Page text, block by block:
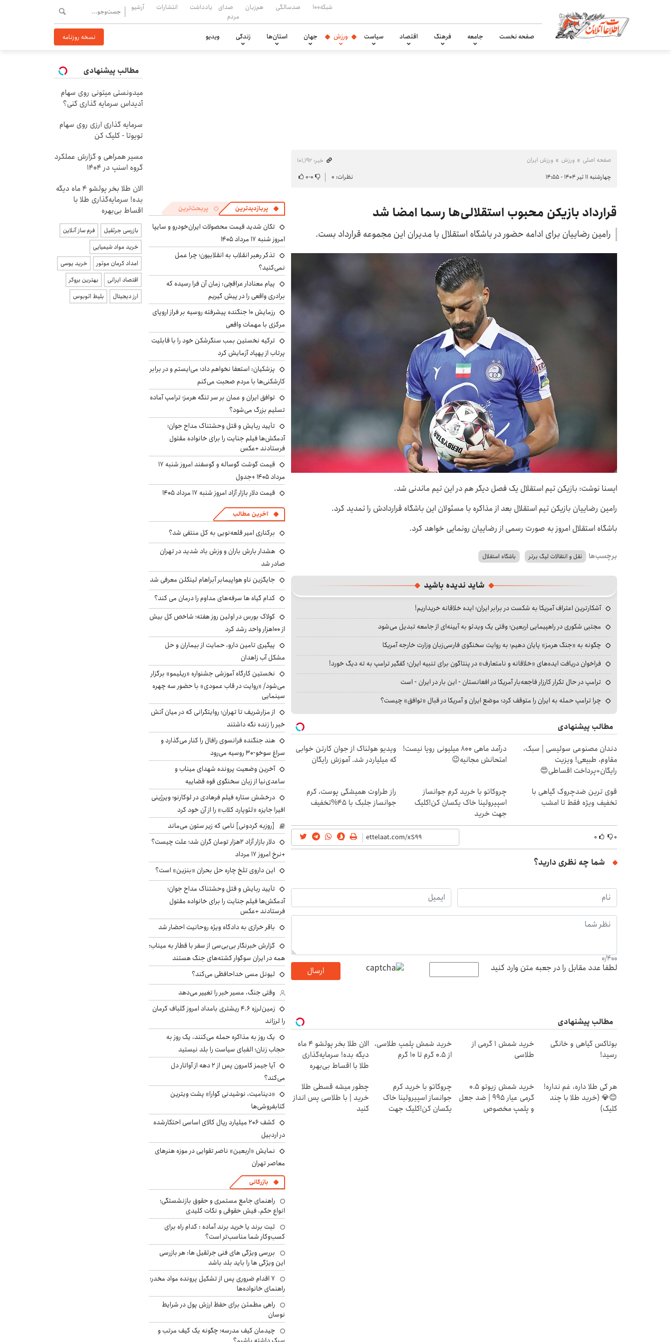
شبکه۱۰۰ صدسالگی هم‌زبان
صدای
مردم
یادداشت انتشارات آرشیو
صفحه نخست جامعه فرهنگ اقتصاد سیاست ورزش جهان استان‌ها زندگی ویدیو نسخه روزنامه
صفحه اصلی ورزش ورزش ایران
خبر: ۱۰۱٬۱۹۲
چهارشنبه ۱۱ تیر ۱۴۰۴ - ۱۴:۵۵
نظرات: ۰ ۰-۰
قرارداد بازیکن محبوب استقلالی‌ها رسما امضا شد
رامین رضاییان برای ادامه حضور در باشگاه استقلال با مدیران این مجموعه قرارداد بست.
ایسنا نوشت: بازیکن تیم استقلال یک فصل دیگر هم در این تیم ماندنی شد.
رامین رضاییان بازیکن تیم استقلال بعد از مذاکره با مسئولان این باشگاه قراردادش را تمدید کرد.
باشگاه استقلال امروز به صورت رسمی از رضاییان رونمایی خواهد کرد.
برچسب‌ها نقل و انتقالات لیگ برتر باشگاه استقلال
شاید ندیده باشید
آشکارترین اعتراف آمریکا به شکست در برابر ایران؛ ایده خلاقانه خریداریم!
مجتبی شکوری در راهپیمایی اربعین؛ وقتی یک ویدئو به آیینه‌ای از جامعه تبدیل می‌شود
چگونه به «جنگ هرمز» پایان دهیم؛ به روایت سخنگوی فارسی‌زبان وزارت خارجه آمریکا
فراخوان دریافت ایده‌های «خلاقانه و نامتعارف» در پنتاگون برای تنبیه ایران؛ کفگیر ترامپ به ته دیگ خورد!
ترامپ در حال تکرار کارزار فاجعه‌بار آمریکا در افغانستان - این بار در ایران - است
چرا ترامپ حمله به ایران را متوقف کرد؛ موضع ایران و آمریکا در قبال «توافق» چیست؟
مطالب پیشنهادی
دندان مصنوعی سوئیسی | سبک،
مقاوم، طبیعی! ویزیت
رایگان+پرداخت اقساطی😍
درآمد ماهی 800 میلیونی رویا نیست!
امتحانش مجانیه😉
ویدیو هولناک از جوان کارتن خوابی
که میلیاردر شد. آموزش رایگان
قوی ترین ضدچروک گیاهی با
تخفیف ویژه فقط تا امشب
چروکاتو با خرید کرم جوانساز
اسپیرولینا خاک یکسان کن!کلیک
جهت خرید
راز طراوت همیشگی پوست، کرم
جوانساز جلبک با 45%تخفیف
۰ ۰
شما چه نظری دارید؟
0/400
لطفا عدد مقابل را در جعبه متن وارد کنید ارسال
مطالب پیشنهادی
بوتاکس گیاهی و خانگی
رسید!
خرید شمش 1 گرمی از
طلاسی
خرید شمش پلمپ طلاسی،
از ۰.۵ گرم تا ۱۰ گرم
الان طلا بخر پولشو 4 ماه
دیگه بده! سرمایه‌گذاری
طلا با اقساط بی‌بهره
هر کی طلا داره، غم نداره!
😊💎 (خرید طلا با چند
کلیک)
خرید شمش زیوتو ۰.۵
گرمی عیار ۹۹۵ | ضد جعل
و پلمپ مخصوص
چروکاتو با خرید کرم
جوانساز اسپیرولینا خاک
یکسان کن!کلیک جهت
چطور میشه قسطی طلا
خرید | با طلاسی پس انداز
کنید
پربازدیدترین پربحث‌ترین
تکان شدید قیمت محصولات ایران‌خودرو و سایپا
امروز شنبه ۱۷ مرداد ۱۴۰۵
تذکر رهبر انقلاب به انقلابیون؛ چرا عمل
نمی‌کنید؟
پیام معنادار عراقچی: زمان آن فرا رسیده که
برادری واقعی را در پیش گیریم
رزمایش ۱۰ جنگنده پیشرفته روسیه بر فراز اروپای
مرکزی با مهمات واقعی
ترکیه نخستین بمب سنگرشکن خود را با قابلیت
پرتاب از پهپاد آزمایش کرد
پزشکیان: استعفا نخواهم داد؛ می‌ایستم و در برابر
کارشکنی‌ها با مردم صحبت می‌کنم
توافق ایران و عمان بر سر تنگه هرمز؛ ترامپ آماده
تسلیم بزرگ می‌شود؟
تأیید ربایش و قتل وحشتناک مداح جوان؛
آدمکش‌ها فیلم جنایت را برای خانواده مقتول
فرستادند +عکس
قیمت گوشت گوساله و گوسفند امروز شنبه ۱۷
مرداد ۱۴۰۵ +جدول
قیمت دلار بازار آزاد امروز شنبه ۱۷ مرداد ۱۴۰۵
آخرین مطالب
برکناری امیر قلعه‌نویی به کل منتفی شد؟
هشدار بارش باران و وزش باد شدید در تهران
صادر شد
جایگزین ناو هواپیمابر آبراهام لینکلن معرفی شد
کدام گیاه ها سرفه‌های مداوم را درمان می کند؟
کولاک بورس در اولین روز هفته؛ شاخص کل بیش
از ۱۰۰هزار واحد رشد کرد
پیگیری تامین دارو، حمایت از بیماران و حل
مشکل آب زاهدان
نخستین کارگاه آموزشی جشنواره «ریلیمو» برگزار
می‌شود/ «روایت در قاب عمودی» با حضور سه چهره
سینمایی
از مزارشریف تا تهران؛ روایتگرانی که در میان آتش
خبر را زنده نگه داشتند
هند جنگنده فرانسوی رافال را کنار می‌گذارد و
سراغ سوخو-30 روسیه می‌رود
آخرین وضعیت پرونده شهدای میناب و
ساعدی‌نیا از زبان سخنگوی قوه قضاییه
درخشش ستاره فیلم فرهادی در لوکارنو؛ ویرژینی
افیرا جایزه «لئوپارد کلاب» را از آن خود کرد
[روزبه کردونی] نامی که زیر ستون می‌ماند
دلار بازار آزاد ۲هزار تومان گران شد؛ علت چیست؟
+نرخ امروز ۱۷ مرداد
این داروی تلخ چاره حل بحران «بنزین» است؟
تأیید ربایش و قتل وحشتناک مداح جوان؛
آدمکش‌ها فیلم جنایت را برای خانواده مقتول
فرستادند +عکس
باقر خرازی به دادگاه ویژه روحانیت احضار شد
گزارش خبرنگار بی‌بی‌سی از سفر با قطار به میناب؛
همه در ایران سوگوار کشته‌های جنگ هستند
لیونل مسی خداحافظی می‌کند؟
وقتی جنگ، مسیر خبر را تغییر می‌دهد
زمین‌لرزه ۴.۶ ریشتری بامداد امروز گلباف کرمان
را لرزاند
یک روز به مذاکره حمله می‌کنند، یک روز به
حجاب زنان؛ الفبای سیاست را بلد نیستید
آیا جیمز کامرون پس از ۲ دهه از آواتار دل
می‌کند؟
«دینامیت، نوشیدنی گوارا» پشت ویترین
کتابفروشی‌ها
کشف ۲۰۶ میلیارد ریال کالای اساسی احتکارشده
در اردبیل
نمایش «اربعین» ناصر تقوایی در موزه هنرهای
معاصر تهران
بازرگانی
راهنمای جامع مستمری و حقوق بازنشستگی؛
انواع حکم، فیش حقوقی و نکات کلیدی
ثبت برند یا خرید برند آماده : کدام راه برای
کسب‌وکار شما مناسب‌تر است؟
بررسی ویژگی های فنی جرثقیل ها: هر بازرسی
این ویژگی ها را باید بلد باشد
۷ اقدام ضروری پس از تشکیل پرونده مواد مخدر؛
راهنمای خانواده‌ها
راهی مطمئن برای حفظ ارزش پول در شرایط
نوسان
چیدمان کیف مدرسه؛ چگونه یک کیف مرتب و
مطالب پیشنهادی
میدونستی میتونی روی سهام
آدیداس سرمایه گذاری کنی؟
سرمایه گذاری ارزی روی سهام
تویوتا - کلیک کن
مسیر همراهی و گزارش عملکرد
گروه اسنپ در ۱۴۰۴
الان طلا بخر پولشو 4 ماه دیگه
بده! سرمایه‌گذاری طلا با
اقساط بی‌بهره
بازرسی جرثقیل
فرم ساز آنلاین
خرید مواد شیمیایی
امداد کرمان موتور
خرید یوسی
اقتصاد ایرانی
بهترین بروکر
ارز دیجیتال
بلیط اتوبوس